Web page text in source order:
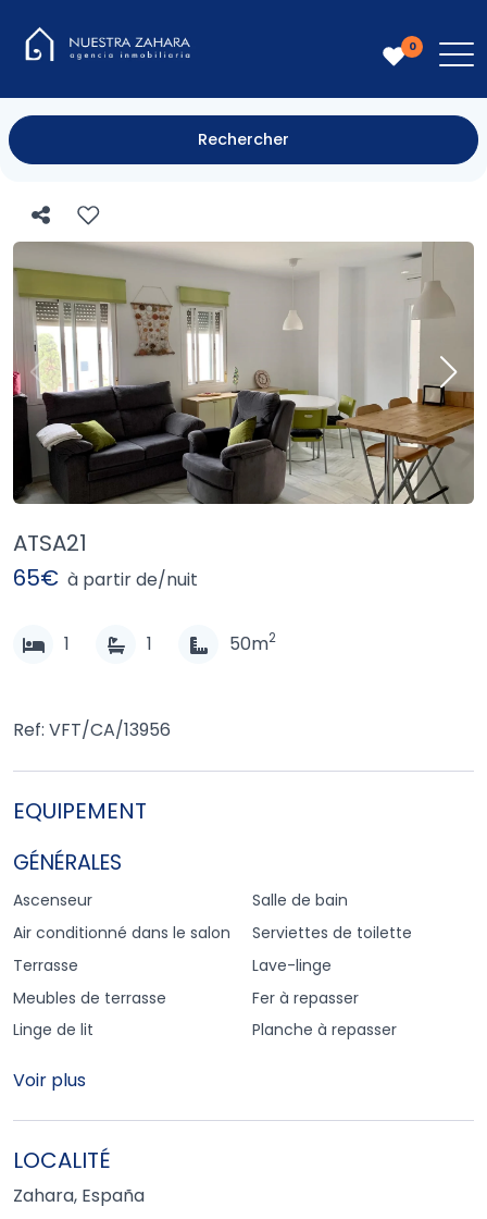
0
Rechercher
ATSA21
1 1 50m2
Ref: VFT/CA/13956
EQUIPEMENT
GÉNÉRALES
Ascenseur
Air conditionné dans le salon
Terrasse
Meubles de terrasse
Linge de lit
Salle de bain
Serviettes de toilette
Lave-linge
Fer à repasser
Planche à repasser
Voir plus
65€ à partir de/nuit
LOCALITÉ
Zahara, España